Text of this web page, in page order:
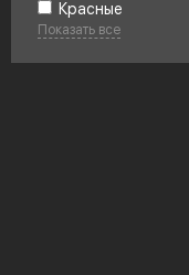
Красные
Показать все